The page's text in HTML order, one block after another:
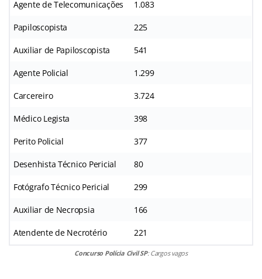
Agente de Telecomunicações 1.083
Papiloscopista 225
Auxiliar de Papiloscopista 541
Agente Policial 1.299
Carcereiro 3.724
Médico Legista 398
Perito Policial 377
Desenhista Técnico Pericial 80
Fotógrafo Técnico Pericial 299
Auxiliar de Necropsia 166
Atendente de Necrotério 221
Concurso Polícia Civil SP: Cargos vagos